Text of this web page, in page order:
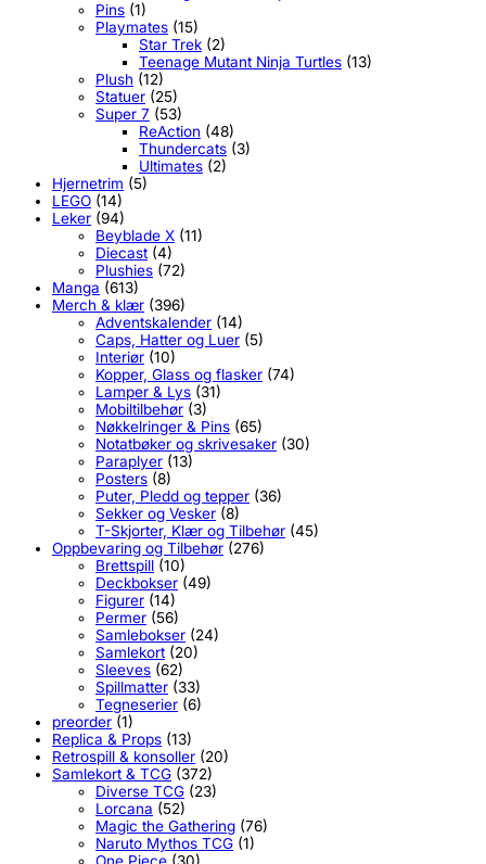
Pins (1)
Playmates (15)
Star Trek (2)
Teenage Mutant Ninja Turtles (13)
Plush (12)
Statuer (25)
Super 7 (53)
ReAction (48)
Thundercats (3)
Ultimates (2)
Hjernetrim (5)
LEGO (14)
Leker (94)
Beyblade X (11)
Diecast (4)
Plushies (72)
Manga (613)
Merch & klær (396)
Adventskalender (14)
Caps, Hatter og Luer (5)
Interiør (10)
Kopper, Glass og flasker (74)
Lamper & Lys (31)
Mobiltilbehør (3)
Nøkkelringer & Pins (65)
Notatbøker og skrivesaker (30)
Paraplyer (13)
Posters (8)
Puter, Pledd og tepper (36)
Sekker og Vesker (8)
T-Skjorter, Klær og Tilbehør (45)
Oppbevaring og Tilbehør (276)
Brettspill (10)
Deckbokser (49)
Figurer (14)
Permer (56)
Samlebokser (24)
Samlekort (20)
Sleeves (62)
Spillmatter (33)
Tegneserier (6)
preorder (1)
Replica & Props (13)
Retrospill & konsoller (20)
Samlekort & TCG (372)
Diverse TCG (23)
Lorcana (52)
Magic the Gathering (76)
Naruto Mythos TCG (1)